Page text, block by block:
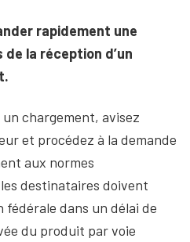
rapidement une
la réception d’un
chargement, avisez
et procédez à la demande
aux normes
destinataires doivent
dans un délai de
du produit par voie